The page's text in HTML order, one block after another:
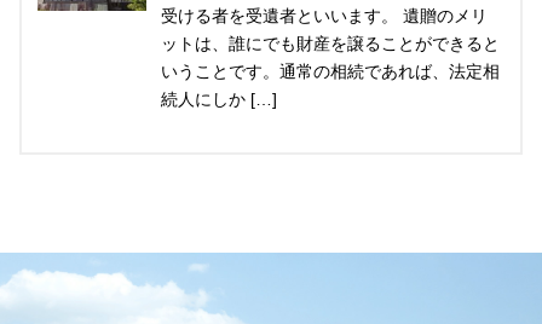
受ける者を受遺者といいます。 遺贈のメリ
ットは、誰にでも財産を譲ることができると
いうことです。通常の相続であれば、法定相
続人にしか […]